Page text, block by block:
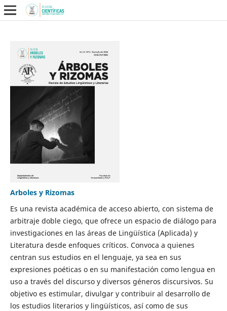
Arboles y Rizomas
Es una revista académica de acceso abierto, con sistema de
arbitraje doble ciego, que ofrece un espacio de diálogo para
investigaciones en las áreas de Lingüística (Aplicada) y
Literatura desde enfoques críticos. Convoca a quienes
centran sus estudios en el lenguaje, ya sea en sus
expresiones poéticas o en su manifestación como lengua en
uso a través del discurso y diversos géneros discursivos. Su
objetivo es estimular, divulgar y contribuir al desarrollo de
los estudios literarios y lingüísticos, así como de sus